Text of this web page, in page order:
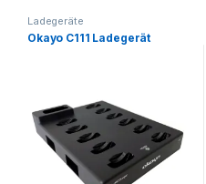
Ladegeräte
Okayo C111 Ladegerät